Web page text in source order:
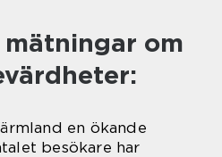
om
en ökande
besökare har